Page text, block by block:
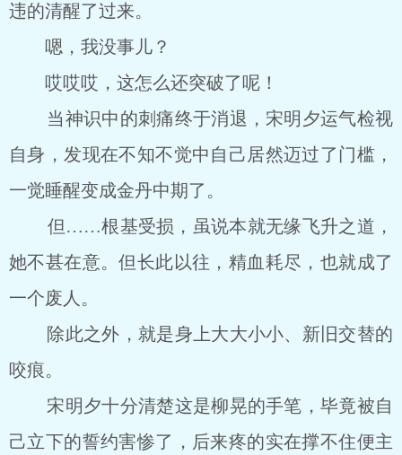
违的清醒了过来。
嗯，我没事儿？
哎哎哎，这怎么还突破了呢！
当神识中的刺痛终于消退，宋明夕运气检视
自身，发现在不知不觉中自己居然迈过了门槛，
一觉睡醒变成金丹中期了。
但……根基受损，虽说本就无缘飞升之道，
她不甚在意。但长此以往，精血耗尽，也就成了
一个废人。
除此之外，就是身上大大小小、新旧交替的
咬痕。
宋明夕十分清楚这是柳晃的手笔，毕竟被自
己立下的誓约害惨了，后来疼的实在撑不住便主